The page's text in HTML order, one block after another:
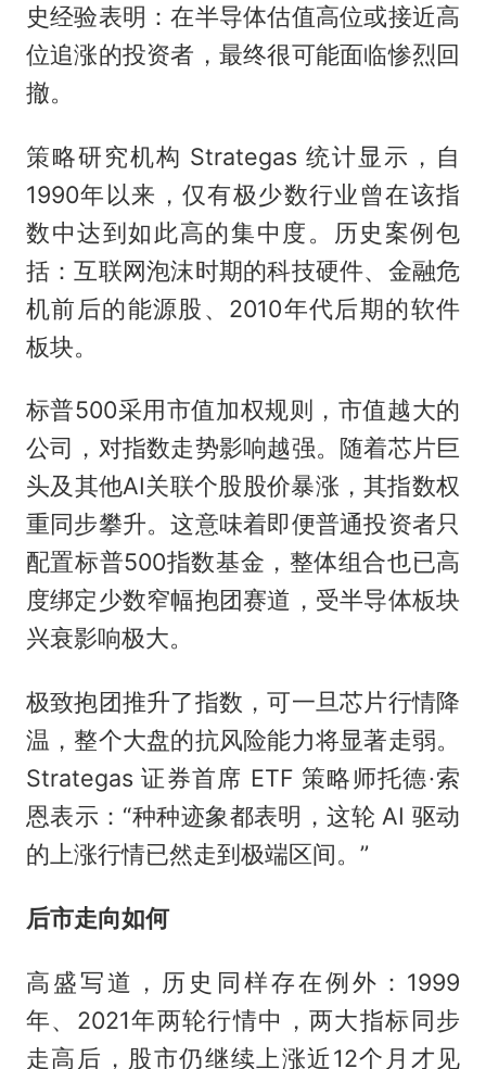
史经验表明：在半导体估值高位或接近高
位追涨的投资者，最终很可能面临惨烈回
撤。
策略研究机构 Strategas 统计显示，自
1990年以来，仅有极少数行业曾在该指
数中达到如此高的集中度。历史案例包
括：互联网泡沫时期的科技硬件、金融危
机前后的能源股、2010年代后期的软件
板块。
标普500采用市值加权规则，市值越大的
公司，对指数走势影响越强。随着芯片巨
头及其他AI关联个股股价暴涨，其指数权
重同步攀升。这意味着即便普通投资者只
配置标普500指数基金，整体组合也已高
度绑定少数窄幅抱团赛道，受半导体板块
兴衰影响极大。
极致抱团推升了指数，可一旦芯片行情降
温，整个大盘的抗风险能力将显著走弱。
Strategas 证券首席 ETF 策略师托德·索
恩表示：“种种迹象都表明，这轮 AI 驱动
的上涨行情已然走到极端区间。”
后市走向如何
高盛写道，历史同样存在例外：1999
年、2021年两轮行情中，两大指标同步
走高后，股市仍继续上涨近12个月才见